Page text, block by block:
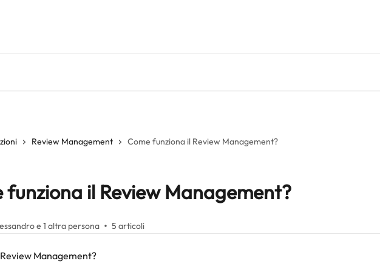
Review Management Come funziona il Review Management?
funziona il Review Management?
e 1 altra persona 5 articoli
Management?